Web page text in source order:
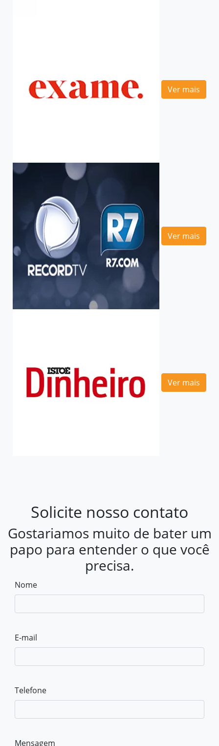
Ver mais
Ver mais
Ver mais
Solicite nosso contato
Gostariamos muito de bater um
papo para entender o que você
precisa.
Nome
E-mail
Telefone
Mensagem